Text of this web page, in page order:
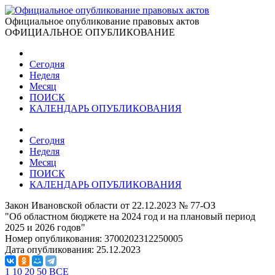
Официальное опубликование правовых актов
ОФИЦИАЛЬНОЕ ОПУБЛИКОВАНИЕ
Сегодня
Неделя
Месяц
ПОИСК
КАЛЕНДАРЬ ОПУБЛИКОВАНИЯ
Сегодня
Неделя
Месяц
ПОИСК
КАЛЕНДАРЬ ОПУБЛИКОВАНИЯ
Закон Ивановской области от 22.12.2023 № 77-ОЗ
"Об областном бюджете на 2024 год и на плановый период
2025 и 2026 годов"
Номер опубликования: 3700202312250005
Дата опубликования: 25.12.2023
1 10 20 50 ВСЕ